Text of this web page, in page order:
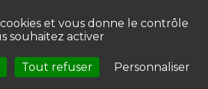
et vous donne le contrôle
souhaitez activer
Tout refuser Personnaliser